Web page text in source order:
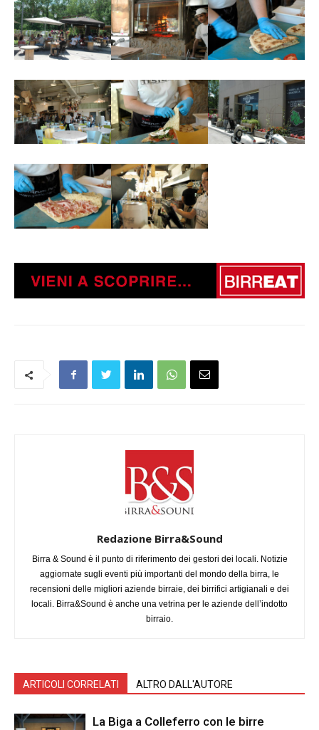
Redazione Birra&Sound
Birra & Sound è il punto di riferimento dei gestori dei locali. Notizie
aggiornate sugli eventi più importanti del mondo della birra, le
recensioni delle migliori aziende birraie, dei birrifici artigianali e dei
locali. Birra&Sound è anche una vetrina per le aziende dell’indotto
birraio.
ARTICOLI CORRELATI ALTRO DALL'AUTORE
La Biga a Colleferro con le birre